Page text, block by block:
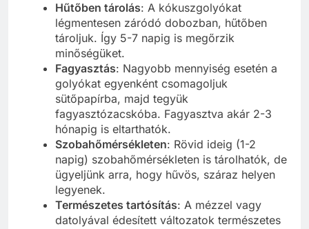
Hűtőben tárolás: A kókuszgolyókat
légmentesen záródó dobozban, hűtőben
tároljuk. Így 5-7 napig is megőrzik
minőségüket.
Fagyasztás: Nagyobb mennyiség esetén a
golyókat egyenként csomagoljuk
sütőpapírba, majd tegyük
fagyasztózacskóba. Fagyasztva akár 2-3
hónapig is eltarthatók.
Szobahőmérsékleten: Rövid ideig (1-2
napig) szobahőmérsékleten is tárolhatók, de
ügyeljünk arra, hogy hűvös, száraz helyen
legyenek.
Természetes tartósítás: A mézzel vagy
datolyával édesített változatok természetes